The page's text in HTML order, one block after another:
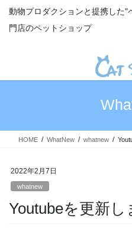
ス
ン
動物プロダクションと提携した
門店のペットショップ
HOME WhatNew whatnew
2022年2月7日
whatnew
Youtubeを更新し